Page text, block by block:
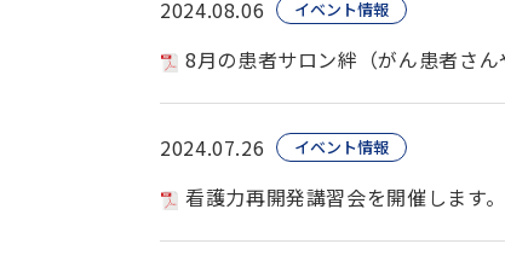
2024.08.06 イベント情報
8月の患者サロン絆（がん患者さん
2024.07.26 イベント情報
看護力再開発講習会を開催します。